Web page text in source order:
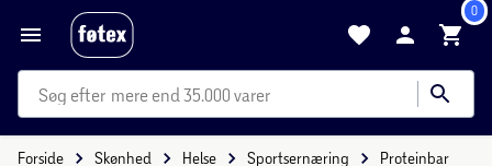
0
mere end 35.000 varer
Forside Skønhed Helse Sportsernæring Proteinbar